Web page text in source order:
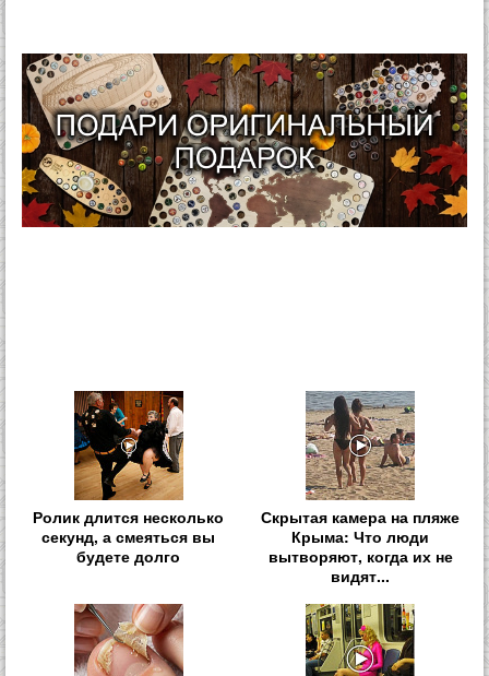
Ролик длится несколько
секунд, а смеяться вы
будете долго
Скрытая камера на пляже
Крыма: Что люди
вытворяют, когда их не
видят...